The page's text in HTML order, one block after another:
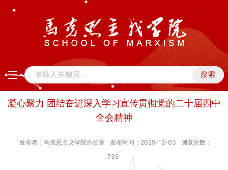
凝心聚力 团结奋进深入学习宣传贯彻党的二十届四中
全会精神
发布者：马克思主义学院办公室 发布时间：2025-12-03
浏览次数：
739